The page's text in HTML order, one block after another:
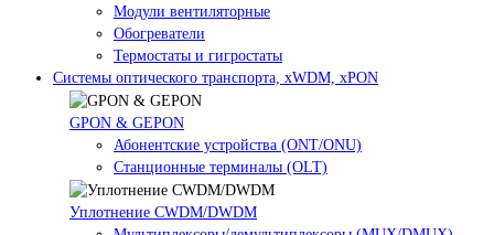
Модули вентиляторные
Обогреватели
Термостаты и гигростаты
Системы оптического транспорта, xWDM, xPON
GPON & GEPON
Абонентские устройства (ONT/ONU)
Станционные терминалы (OLT)
Уплотнение CWDM/DWDM